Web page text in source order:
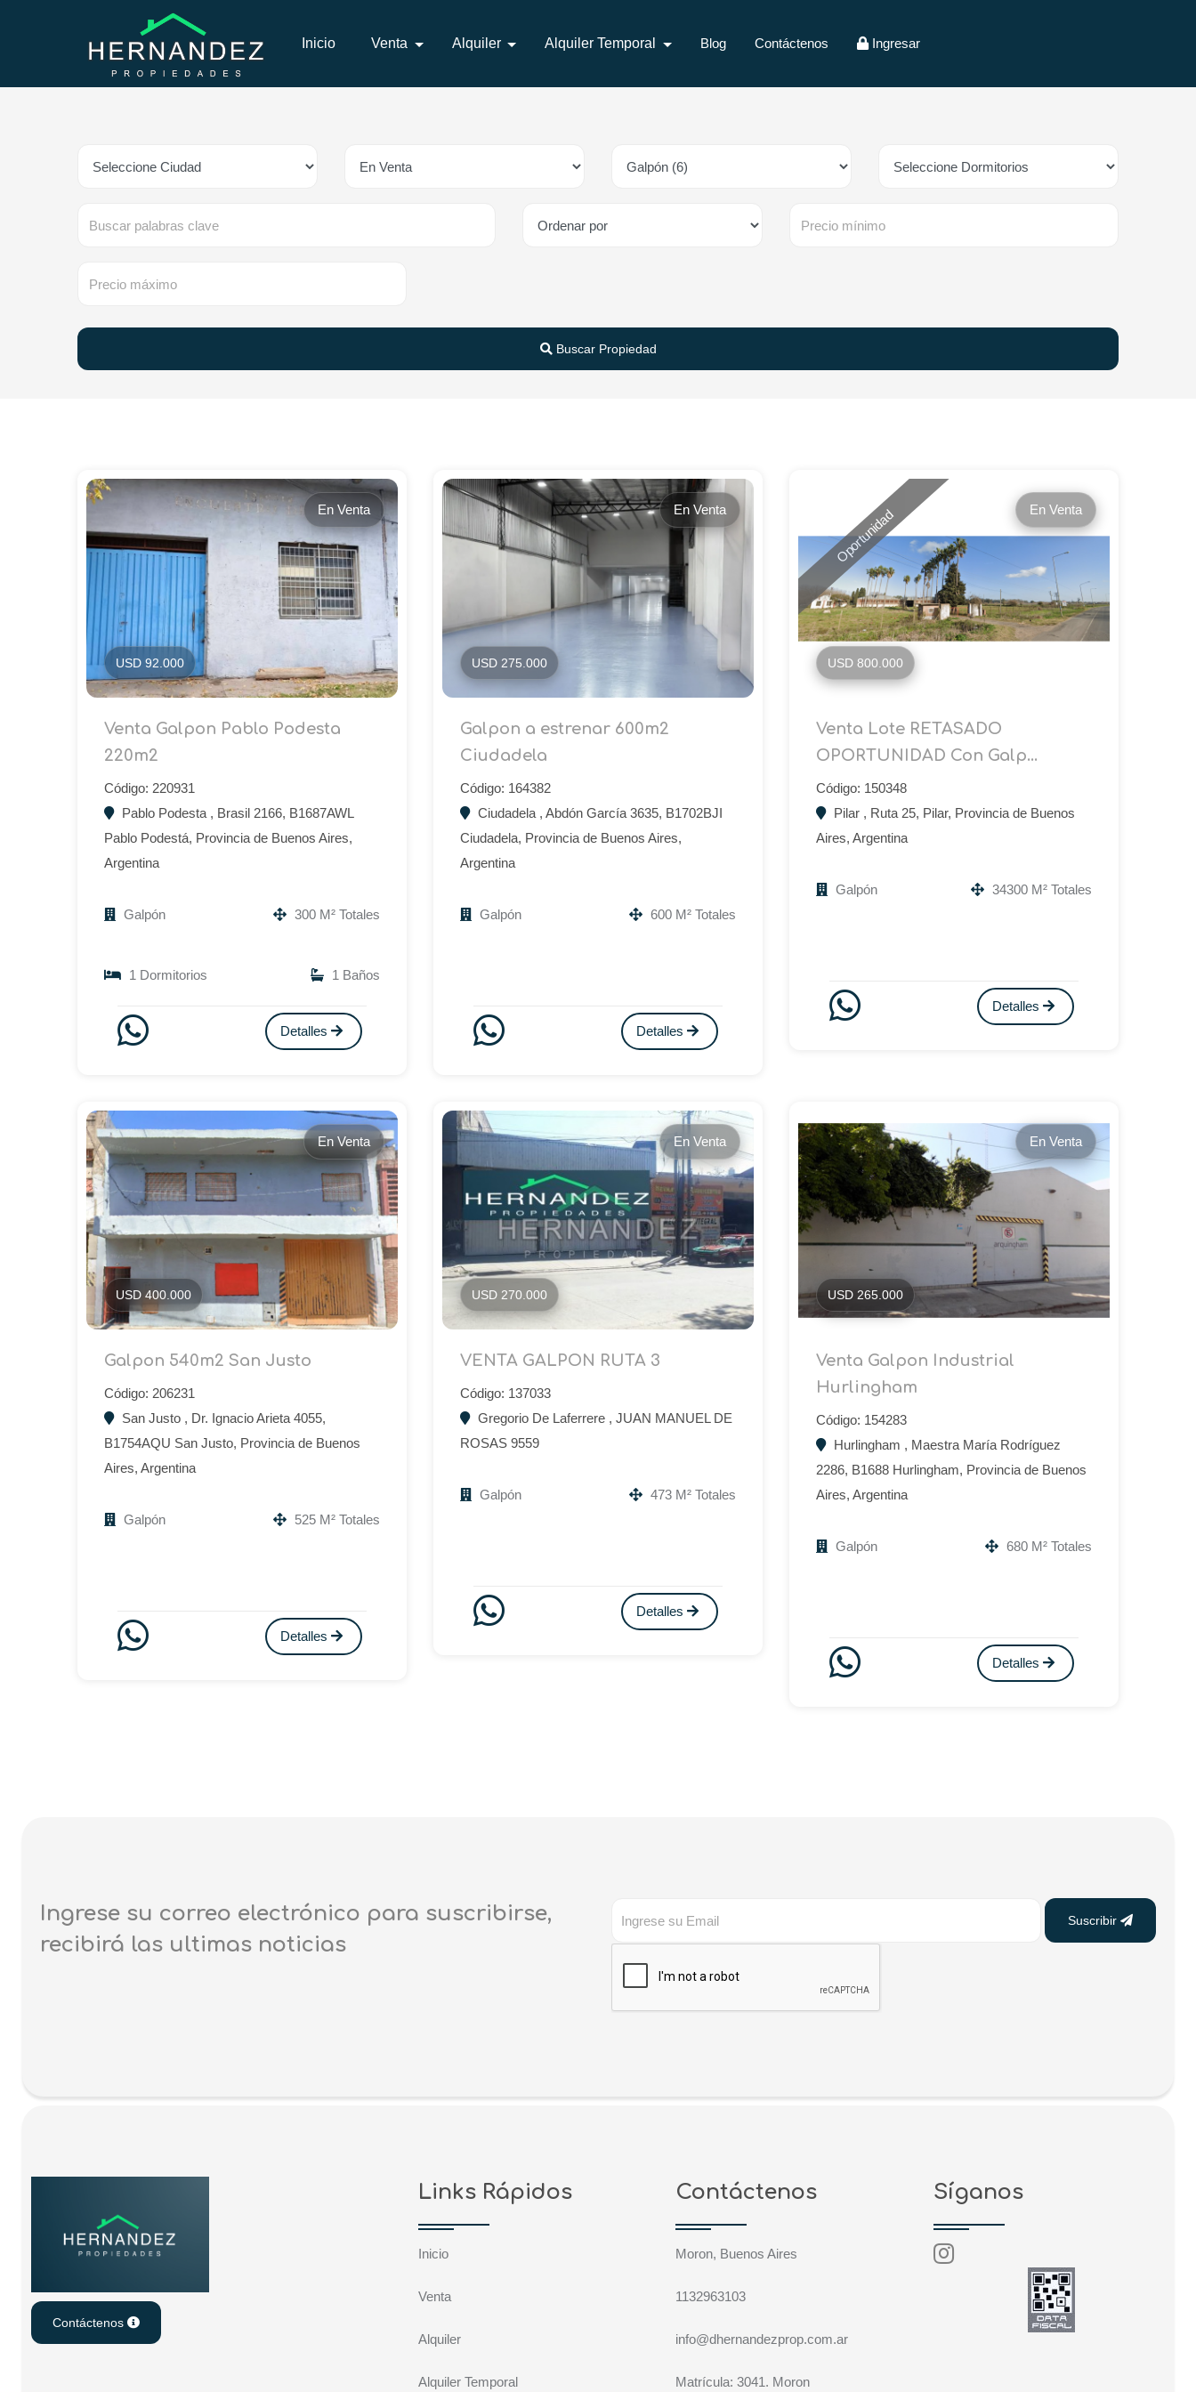
Inicio Venta Alquiler Alquiler Temporal Blog Contáctenos Ingresar
Buscar Propiedad
En Venta
USD 92.000
Venta Galpon Pablo Podesta
220m2
Código: 220931
Pablo Podesta , Brasil 2166, B1687AWL
Pablo Podestá, Provincia de Buenos Aires,
Argentina
Galpón 300 M² Totales
1 Dormitorios 1 Baños
Detalles
En Venta
USD 275.000
Galpon a estrenar 600m2
Ciudadela
Código: 164382
Ciudadela , Abdón García 3635, B1702BJI
Ciudadela, Provincia de Buenos Aires,
Argentina
Galpón 600 M² Totales
Detalles
Oportunidad En Venta
USD 800.000
Venta Lote RETASADO
OPORTUNIDAD Con Galp...
Código: 150348
Pilar , Ruta 25, Pilar, Provincia de Buenos
Aires, Argentina
Galpón 34300 M² Totales
Detalles
En Venta
USD 400.000
Galpon 540m2 San Justo
Código: 206231
San Justo , Dr. Ignacio Arieta 4055,
B1754AQU San Justo, Provincia de Buenos
Aires, Argentina
Galpón 525 M² Totales
Detalles
En Venta
USD 270.000
VENTA GALPON RUTA 3
Código: 137033
Gregorio De Laferrere , JUAN MANUEL DE
ROSAS 9559
Galpón 473 M² Totales
Detalles
En Venta
USD 265.000
Venta Galpon Industrial
Hurlingham
Código: 154283
Hurlingham , Maestra María Rodríguez
2286, B1688 Hurlingham, Provincia de Buenos
Aires, Argentina
Galpón 680 M² Totales
Detalles
Ingrese su correo electrónico para suscribirse,
recibirá las ultimas noticias
Suscribir
Contáctenos
Links Rápidos
Inicio
Venta
Alquiler
Alquiler Temporal
Contáctenos
Moron, Buenos Aires
1132963103
info@dhernandezprop.com.ar
Matrícula: 3041. Moron
Síganos